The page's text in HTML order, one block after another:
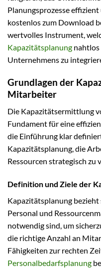
Planungsprozesse
kostenlos zum Download
wertvolles Instrument,
Kapazitätsplanung nahtlos
Unternehmens zu
Grundlagen der
Mitarbeiter
Die Kapazitätsermittlung
Fundament für eine
die Einführung klar
Kapazitätsplanung, die
Ressourcen strategisch zu
Definition und Ziele der
Kapazitätsplanung
Personal und
notwendig sind, um
die richtige Anzahl an
Fähigkeiten zur rechten
Personalbedarfsplanung